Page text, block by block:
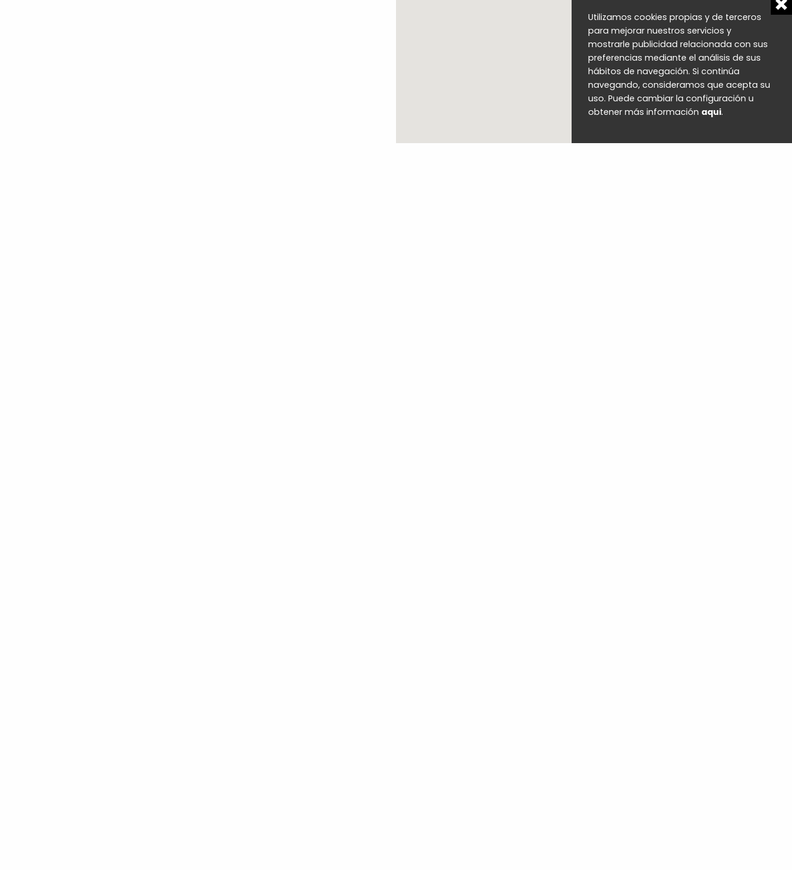
Utilizamos cookies propias y de terceros
para mejorar nuestros servicios y
mostrarle publicidad relacionada con sus
preferencias mediante el análisis de sus
hábitos de navegación. Si continúa
navegando, consideramos que acepta su
uso. Puede cambiar la configuración u
obtener más información aqui.